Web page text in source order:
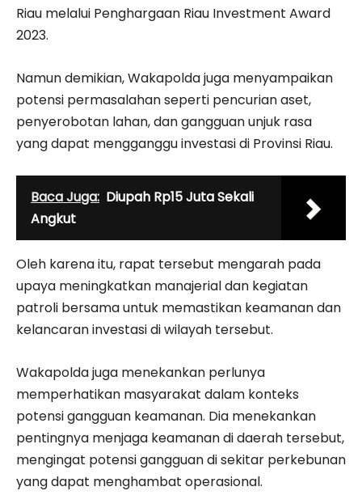
Riau melalui Penghargaan Riau Investment Award
2023.
Namun demikian, Wakapolda juga menyampaikan
potensi permasalahan seperti pencurian aset,
penyerobotan lahan, dan gangguan unjuk rasa
yang dapat mengganggu investasi di Provinsi Riau.
Baca Juga: Diupah Rp15 Juta Sekali
Angkut
Oleh karena itu, rapat tersebut mengarah pada
upaya meningkatkan manajerial dan kegiatan
patroli bersama untuk memastikan keamanan dan
kelancaran investasi di wilayah tersebut.
Wakapolda juga menekankan perlunya
memperhatikan masyarakat dalam konteks
potensi gangguan keamanan. Dia menekankan
pentingnya menjaga keamanan di daerah tersebut,
mengingat potensi gangguan di sekitar perkebunan
yang dapat menghambat operasional.